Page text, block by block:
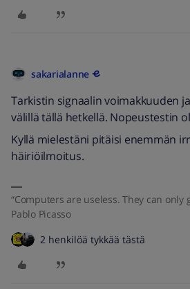
sakarialanne
Tarkistin signaalin voimakkuuden
välillä tällä hetkellä. Nopeustestin
Kyllä mielestäni pitäisi enemmän
häiriöilmoitus.
“Computers are useless. They can only
Pablo Picasso
2 henkilöä tykkää tästä